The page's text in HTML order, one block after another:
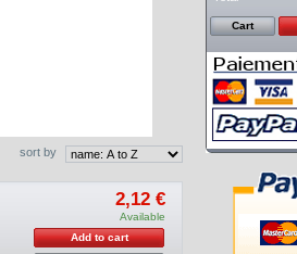
sort by
2,12 €
Available
Add to cart
Cart